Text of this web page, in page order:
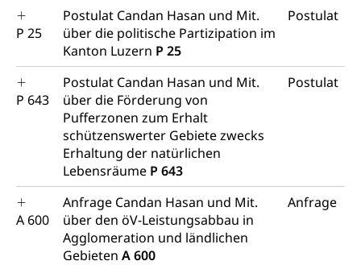
P 25
Postulat Candan Hasan und Mit.
über die politische Partizipation im
Kanton Luzern P 25
Postulat
P 643
Postulat Candan Hasan und Mit.
über die Förderung von
Pufferzonen zum Erhalt
schützenswerter Gebiete zwecks
Erhaltung der natürlichen
Lebensräume P 643
Postulat
A 600
Anfrage Candan Hasan und Mit.
über den öV-Leistungsabbau in
Agglomeration und ländlichen
Gebieten A 600
Anfrage